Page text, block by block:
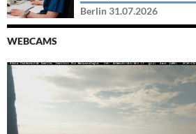
Berlin 31.07.2026
WEBCAMS